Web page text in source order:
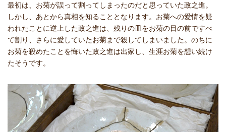
最初は、お菊が誤って割ってしまったのだと思っていた政之進。
しかし、あとから真相を知ることとなります。お菊への愛情を疑
われたことに逆上した政之進は、残りの皿をお菊の目の前ですべ
て割り、さらに愛していたお菊まで殺してしまいました。のちに
お菊を殺めたことを悔いた政之進は出家し、生涯お菊を想い続け
たそうです。